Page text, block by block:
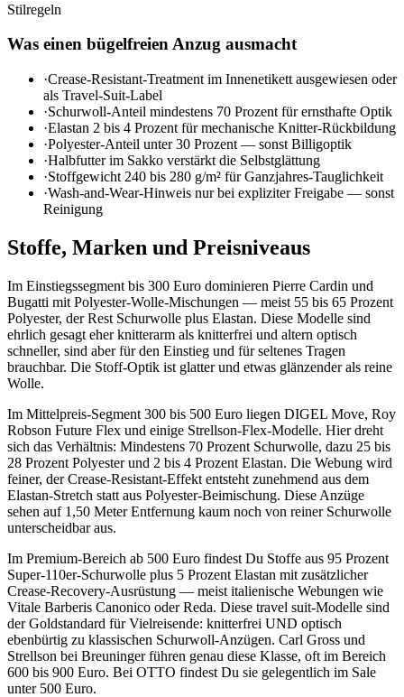
Stilregeln
Was einen bügelfreien Anzug ausmacht
·Crease-Resistant-Treatment im Innenetikett ausgewiesen oder
als Travel-Suit-Label
·Schurwoll-Anteil mindestens 70 Prozent für ernsthafte Optik
·Elastan 2 bis 4 Prozent für mechanische Knitter-Rückbildung
·Polyester-Anteil unter 30 Prozent — sonst Billigoptik
·Halbfutter im Sakko verstärkt die Selbstglättung
·Stoffgewicht 240 bis 280 g/m² für Ganzjahres-Tauglichkeit
·Wash-and-Wear-Hinweis nur bei expliziter Freigabe — sonst
Reinigung
Stoffe, Marken und Preisniveaus
Im Einstiegssegment bis 300 Euro dominieren Pierre Cardin und
Bugatti mit Polyester-Wolle-Mischungen — meist 55 bis 65 Prozent
Polyester, der Rest Schurwolle plus Elastan. Diese Modelle sind
ehrlich gesagt eher knitterarm als knitterfrei und altern optisch
schneller, sind aber für den Einstieg und für seltenes Tragen
brauchbar. Die Stoff-Optik ist glatter und etwas glänzender als reine
Wolle.
Im Mittelpreis-Segment 300 bis 500 Euro liegen DIGEL Move, Roy
Robson Future Flex und einige Strellson-Flex-Modelle. Hier dreht
sich das Verhältnis: Mindestens 70 Prozent Schurwolle, dazu 25 bis
28 Prozent Polyester und 2 bis 4 Prozent Elastan. Die Webung wird
feiner, der Crease-Resistant-Effekt entsteht zunehmend aus dem
Elastan-Stretch statt aus Polyester-Beimischung. Diese Anzüge
sehen auf 1,50 Meter Entfernung kaum noch von reiner Schurwolle
unterscheidbar aus.
Im Premium-Bereich ab 500 Euro findest Du Stoffe aus 95 Prozent
Super-110er-Schurwolle plus 5 Prozent Elastan mit zusätzlicher
Crease-Recovery-Ausrüstung — meist italienische Webungen wie
Vitale Barberis Canonico oder Reda. Diese travel suit-Modelle sind
der Goldstandard für Vielreisende: knitterfrei UND optisch
ebenbürtig zu klassischen Schurwoll-Anzügen. Carl Gross und
Strellson bei Breuninger führen genau diese Klasse, oft im Bereich
600 bis 900 Euro. Bei OTTO findest Du sie gelegentlich im Sale
unter 500 Euro.